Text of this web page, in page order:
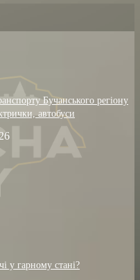
Бучанського регіону
автобуси
у гарному стані?